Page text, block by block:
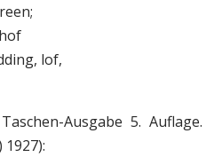
lof,
Ausgabe 5. Auflage.